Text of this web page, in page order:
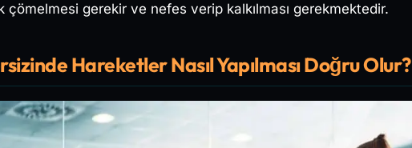
çömelmesi gerekir ve nefes verip kalkılması gerekmektedir.
Hareketler Nasıl Yapılması Doğru Olur?